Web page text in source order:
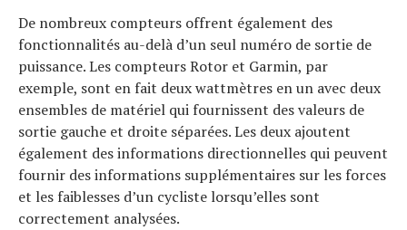
De nombreux compteurs offrent également des
fonctionnalités au-delà d’un seul numéro de sortie de
puissance. Les compteurs Rotor et Garmin, par
exemple, sont en fait deux wattmètres en un avec deux
ensembles de matériel qui fournissent des valeurs de
sortie gauche et droite séparées. Les deux ajoutent
également des informations directionnelles qui peuvent
fournir des informations supplémentaires sur les forces
et les faiblesses d’un cycliste lorsqu’elles sont
correctement analysées.